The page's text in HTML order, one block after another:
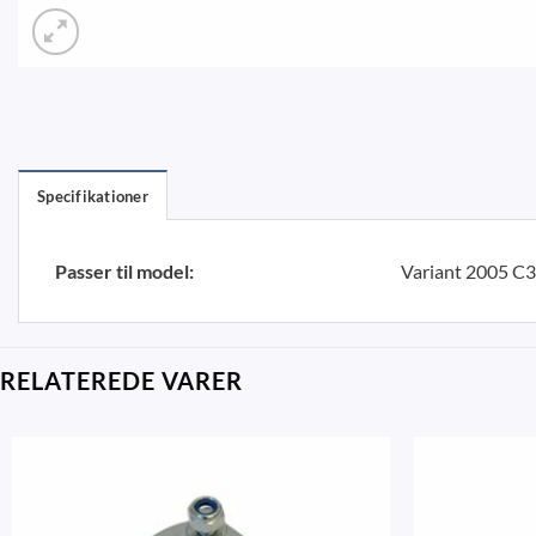
Specifikationer
Passer til model: Variant 2005 C3
RELATEREDE VARER